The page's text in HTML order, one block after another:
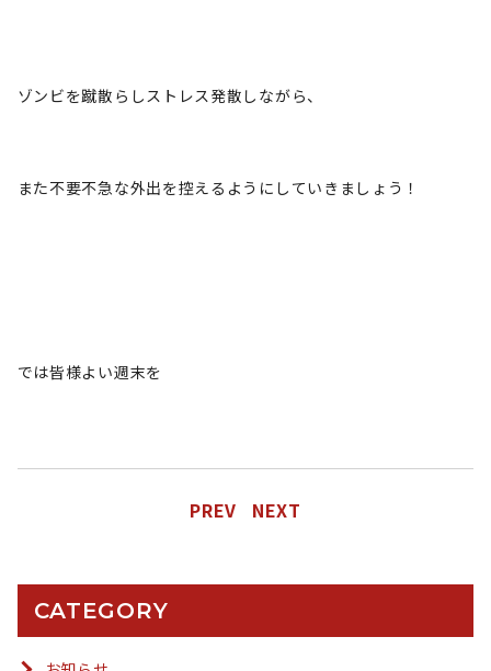
ゾンビを蹴散らしストレス発散しながら、
また不要不急な外出を控えるようにしていきましょう！
では皆様よい週末を
PREV NEXT
CATEGORY